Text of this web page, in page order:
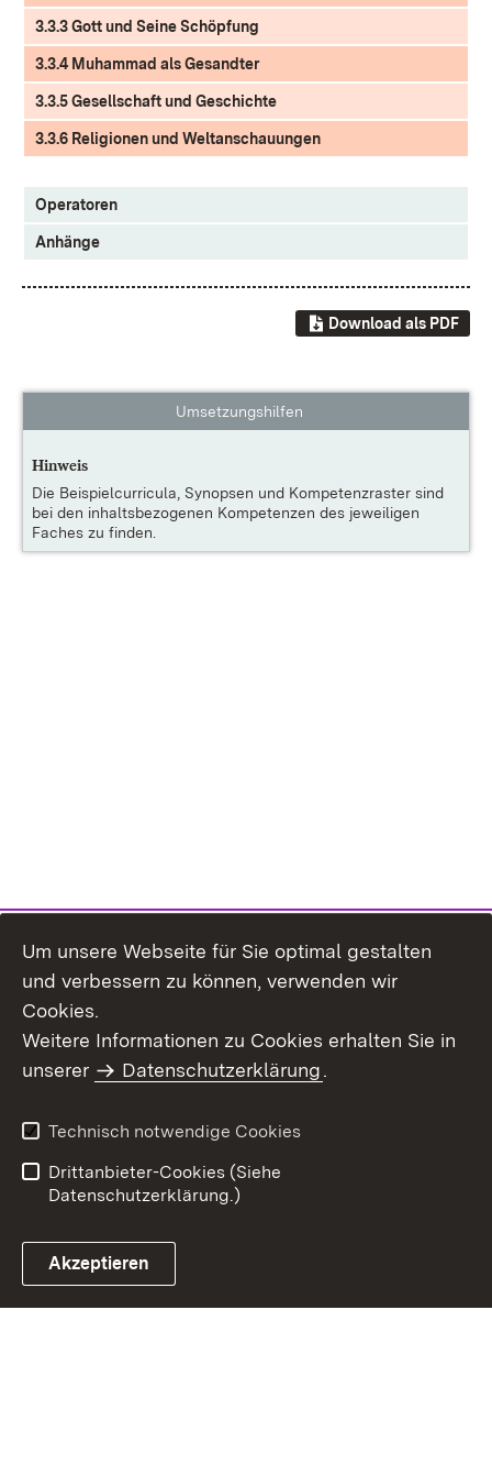
3.3.3 Gott und Seine Schöpfung
3.3.4 Muhammad als Gesandter
3.3.5 Gesellschaft und Geschichte
3.3.6 Religionen und Weltanschauungen
Operatoren
Anhänge
Download als PDF
Umsetzungshilfen
Hinweis
Die Beispielcurricula, Synopsen und Kompetenzraster sind
bei den inhaltsbezogenen Kompetenzen des jeweiligen
Faches zu finden.
Um unsere Webseite für Sie optimal gestalten
und verbessern zu können, verwenden wir
Cookies.
Weitere Informationen zu Cookies erhalten Sie in
unserer
Datenschutzerklärung.
Technisch notwendige Cookies
Drittanbieter-Cookies (Siehe
Datenschutzerklärung.)
Akzeptieren